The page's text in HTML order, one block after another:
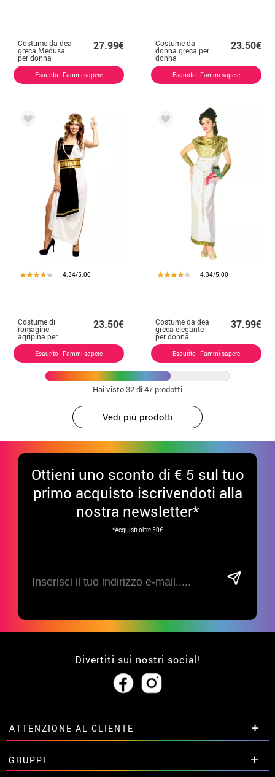
Costume da dea
greca Medusa
per donna
27.99€
Esaurito - Fammi sapere
Costume da
donna greca per
donna
23.50€
Esaurito - Fammi sapere
4.34/5.00
Costume di
romagine
agripina per
donna
23.50€
Esaurito - Fammi sapere
4.34/5.00
Costume da dea
greca elegante
per donna
37.99€
Esaurito - Fammi sapere
Hai visto32di 47 prodotti
Vedi piú prodotti
Ottieni uno sconto di € 5 sul tuo
primo acquisto iscrivendoti alla
nostra newsletter*
*Acquisti oltre 50€
Divertiti sui nostri social!
ATTENZIONE AL CLIENTE
• Su di noi
• Condizioni di vendita
GRUPPI